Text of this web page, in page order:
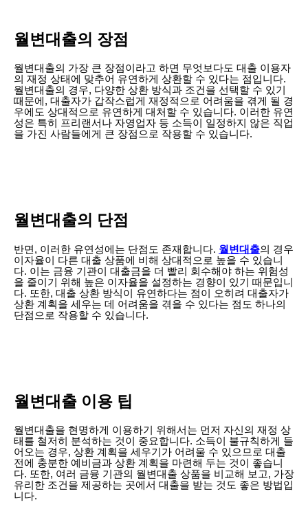
월변대출의 장점
월변대출의 가장 큰 장점이라고 하면 무엇보다도 대출 이용자
의 재정 상태에 맞추어 유연하게 상환할 수 있다는 점입니다.
월변대출의 경우, 다양한 상환 방식과 조건을 선택할 수 있기
때문에, 대출자가 갑작스럽게 재정적으로 어려움을 겪게 될 경
우에도 상대적으로 유연하게 대처할 수 있습니다. 이러한 유연
성은 특히 프리랜서나 자영업자 등 소득이 일정하지 않은 직업
을 가진 사람들에게 큰 장점으로 작용할 수 있습니다.
월변대출의 단점
반면, 이러한 유연성에는 단점도 존재합니다. 월변대출의 경우
이자율이 다른 대출 상품에 비해 상대적으로 높을 수 있습니
다. 이는 금융 기관이 대출금을 더 빨리 회수해야 하는 위험성
을 줄이기 위해 높은 이자율을 설정하는 경향이 있기 때문입니
다. 또한, 대출 상환 방식이 유연하다는 점이 오히려 대출자가
상환 계획을 세우는 데 어려움을 겪을 수 있다는 점도 하나의
단점으로 작용할 수 있습니다.
월변대출 이용 팁
월변대출을 현명하게 이용하기 위해서는 먼저 자신의 재정 상
태를 철저히 분석하는 것이 중요합니다. 소득이 불규칙하게 들
어오는 경우, 상환 계획을 세우기가 어려울 수 있으므로 대출
전에 충분한 예비금과 상환 계획을 마련해 두는 것이 좋습니
다. 또한, 여러 금융 기관의 월변대출 상품을 비교해 보고, 가장
유리한 조건을 제공하는 곳에서 대출을 받는 것도 좋은 방법입
니다.